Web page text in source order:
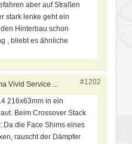
aber auf Straßen
stark lenke geht ein
Hinterbau schon
, bliebt es ähnliche
Vivid Service ... #1202
216x63mm in ein
Beim Crossover Stack
Da die Face Shims eines
rauscht der Dämpfer